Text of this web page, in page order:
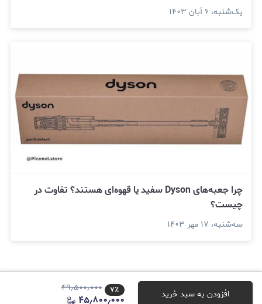
افزودن به سبد خرید ۷٪ ۴۹٫۵۰۰٫۰۰۰
۴۵٫۸۰۰٫۰۰۰
یک‌شنبه، ۶ آبان ۱۴۰۳
چرا جعبه‌های Dyson سفید یا قهوه‌ای هستند؟ تفاوت در
چیست؟
سه‌شنبه، ۱۷ مهر ۱۴۰۳